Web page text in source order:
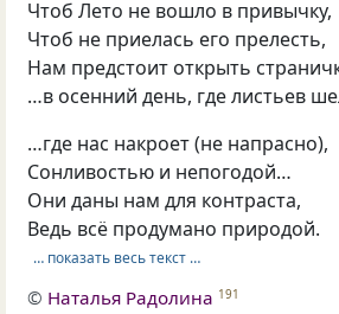
Чтоб Лето не вошло в привычку,
Чтоб не приелась его прелесть,
Нам предстоит открыть
…в осенний день, где листьев
…где нас накроет (не напрасно),
Сонливостью и непогодой…
Они даны нам для контраста,
Ведь всё продумано природой.
… показать весь текст …
© Наталья Радолина 191